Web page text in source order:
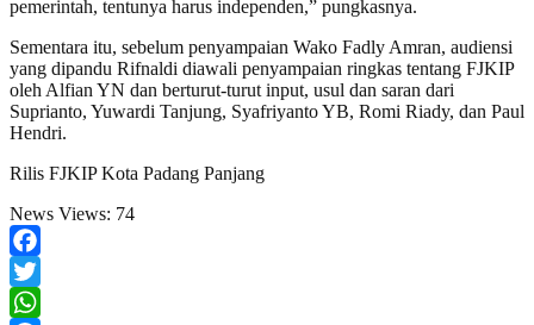
pemerintah, tentunya harus independen,” pungkasnya.
Sementara itu, sebelum penyampaian Wako Fadly Amran, audiensi
yang dipandu Rifnaldi diawali penyampaian ringkas tentang FJKIP
oleh Alfian YN dan berturut-turut input, usul dan saran dari
Suprianto, Yuwardi Tanjung, Syafriyanto YB, Romi Riady, dan Paul
Hendri.
Rilis FJKIP Kota Padang Panjang
News Views: 74
Facebook
Twitter